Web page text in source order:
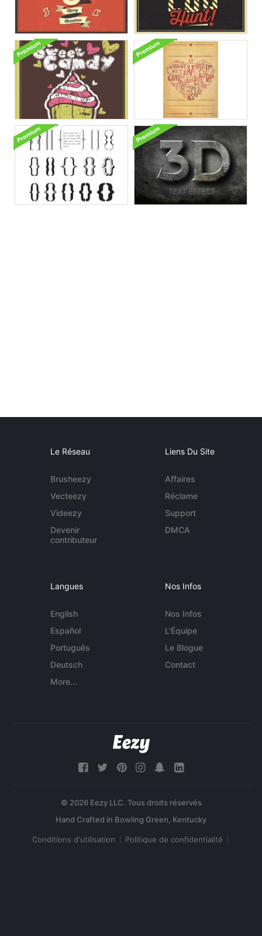
Le Réseau
Brusheezy
Vecteezy
Videezy
Devenir
contributeur
Liens Du Site
Affaires
Réclame
Support
DMCA
Langues
English
Español
Português
Deutsch
More...
Nos Infos
Nos Infos
L'Équipe
Le Blogue
Contact
© 2026 Eezy LLC. Tous droits réservés
Conditions d'utilisation Politique de confidentialité